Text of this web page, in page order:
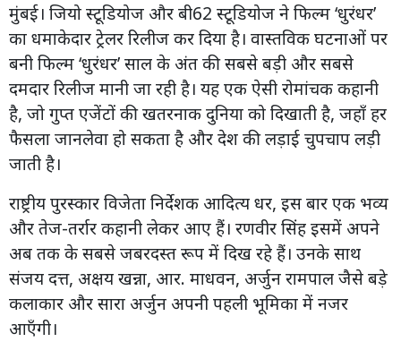
मुंबई। जियो स्टूडियोज और बी62 स्टूडियोज ने फिल्म ‘धुरंधर’
का धमाकेदार ट्रेलर रिलीज कर दिया है। वास्तविक घटनाओं पर
बनी फिल्म ‘धुरंधर’ साल के अंत की सबसे बड़ी और सबसे
दमदार रिलीज मानी जा रही है। यह एक ऐसी रोमांचक कहानी
है, जो गुप्त एजेंटों की खतरनाक दुनिया को दिखाती है, जहाँ हर
फैसला जानलेवा हो सकता है और देश की लड़ाई चुपचाप लड़ी
जाती है।
राष्ट्रीय पुरस्कार विजेता निर्देशक आदित्य धर, इस बार एक भव्य
और तेज-तर्रार कहानी लेकर आए हैं। रणवीर सिंह इसमें अपने
अब तक के सबसे जबरदस्त रूप में दिख रहे हैं। उनके साथ
संजय दत्त, अक्षय खन्ना, आर. माधवन, अर्जुन रामपाल जैसे बड़े
कलाकार और सारा अर्जुन अपनी पहली भूमिका में नजर
आएँगी।